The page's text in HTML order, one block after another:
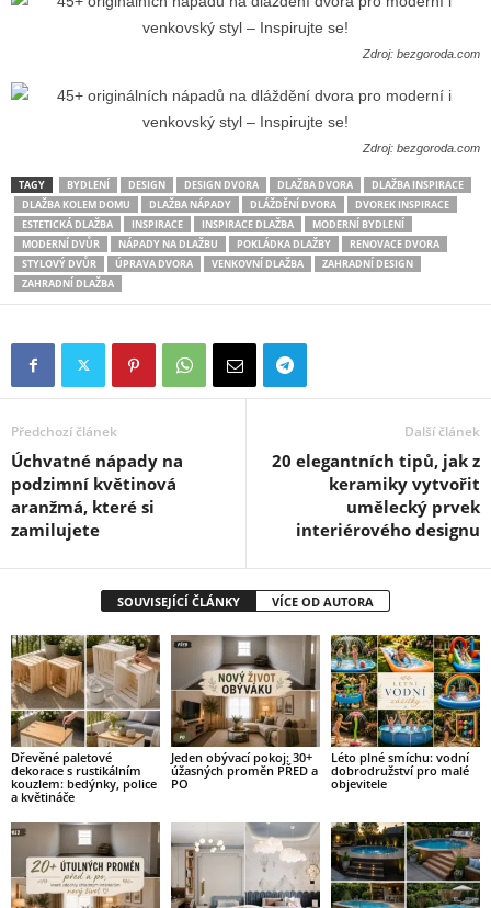
Zdroj: bezgoroda.com
Zdroj: bezgoroda.com
TAGY BYDLENÍ DESIGN DESIGN DVORA DLAŽBA DVORA
DLAŽBA INSPIRACE
DLAŽBA KOLEM DOMU
DLAŽBA NÁPADY DLÁŽDĚNÍ DVORA
DVOREK INSPIRACE
ESTETICKÁ DLAŽBA
INSPIRACE INSPIRACE DLAŽBA
MODERNÍ BYDLENÍ
MODERNÍ DVŮR
NÁPADY NA DLAŽBU POKLÁDKA DLAŽBY
RENOVACE DVORA
STYLOVÝ DVŮR
ÚPRAVA DVORA VENKOVNÍ DLAŽBA
ZAHRADNÍ DESIGN
ZAHRADNÍ DLAŽBA
Předchozí článek
Úchvatné nápady na
podzimní květinová
aranžmá, které si
zamilujete
Další článek
20 elegantních tipů, jak z
keramiky vytvořit
umělecký prvek
interiérového designu
SOUVISEJÍCÍ ČLÁNKY VÍCE OD AUTORA
Dřevěné paletové
dekorace s rustikálním
kouzlem: bedýnky, police
a květináče
Jeden obývací pokoj: 30+
úžasných proměn PŘED a
PO
Léto plné smíchu: vodní
dobrodružství pro malé
objevitele